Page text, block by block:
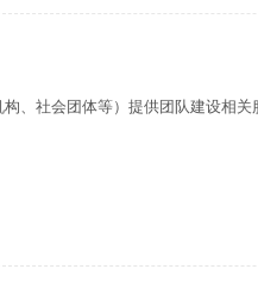
、社会团体等）提供团队建设相